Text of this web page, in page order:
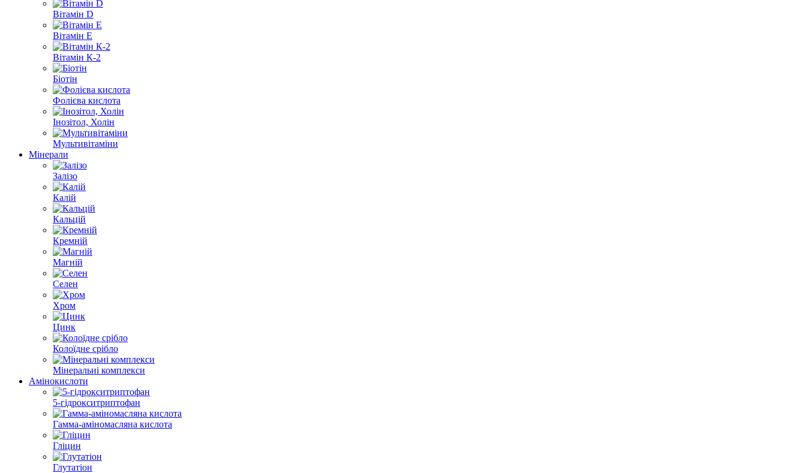
Вітамін D
Вітамін E
Вітамін К-2
Біотін
Фолієва кислота
Інозітол, Холін
Мультивітаміни
Мінерали
Залізо
Калій
Кальцій
Кремній
Магній
Селен
Хром
Цинк
Колоїдне срібло
Мінеральні комплекси
Амінокислоти
5-гідрокситриптофан
Гамма-аміномасляна кислота
Гліцин
Глутатіон